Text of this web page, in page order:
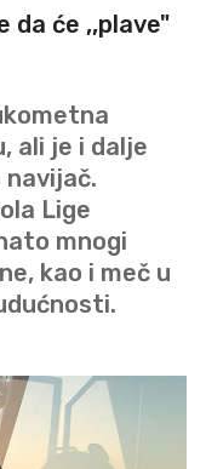
da će ,,plave"
ali je i dalje
Lige
mnogi
kao i meč u